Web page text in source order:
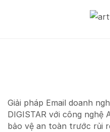
Giải pháp Email doanh
DIGISTAR với công nghệ
bảo vệ an toàn trước rủi